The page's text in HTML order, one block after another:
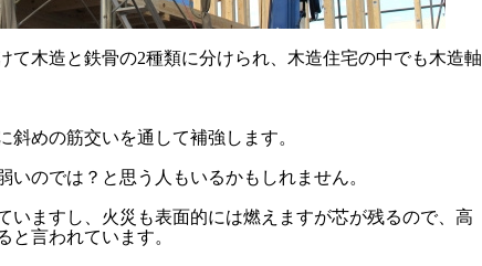
て木造と鉄骨の2種類に分けられ、木造住宅の中でも木造軸
斜めの筋交いを通して補強します。
のでは？と思う人もいるかもしれません。
いますし、火災も表面的には燃えますが芯が残るので、高
と言われています。